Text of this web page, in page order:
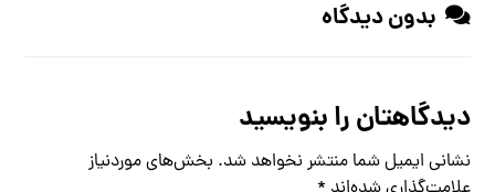
بدون دیدگاه
دیدگاهتان را بنویسید
نشانی ایمیل شما منتشر نخواهد شد. بخش‌های موردنیاز